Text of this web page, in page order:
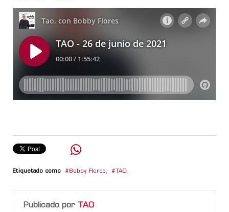
Etiquetado como Bobby Flores, TAO,
Publicado por TAO